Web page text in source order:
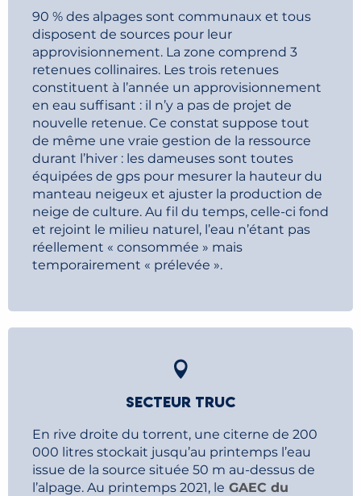
90 % des alpages sont communaux et tous
disposent de sources pour leur
approvisionnement. La zone comprend 3
retenues collinaires. Les trois retenues
constituent à l’année un approvisionnement
en eau suffisant : il n’y a pas de projet de
nouvelle retenue. Ce constat suppose tout
de même une vraie gestion de la ressource
durant l’hiver : les dameuses sont toutes
équipées de gps pour mesurer la hauteur du
manteau neigeux et ajuster la production de
neige de culture. Au fil du temps, celle-ci fond
et rejoint le milieu naturel, l’eau n’étant pas
réellement « consommée » mais
temporairement « prélevée ».
SECTEUR TRUC
En rive droite du torrent, une citerne de 200
000 litres stockait jusqu’au printemps l’eau
issue de la source située 50 m au-dessus de
l’alpage. Au printemps 2021, le GAEC du